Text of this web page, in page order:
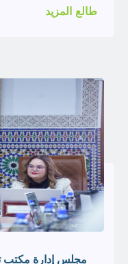
طالع المزيد
مجلس إدارة مكتب